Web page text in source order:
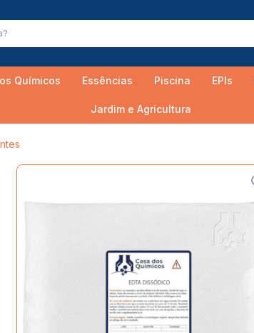
Químicos Essências Piscina EPIs
Jardim e Agricultura